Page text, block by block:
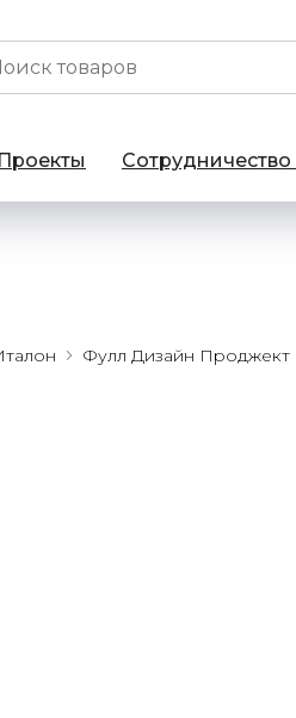
Проекты Сотрудничество
Фулл Дизайн Проджект